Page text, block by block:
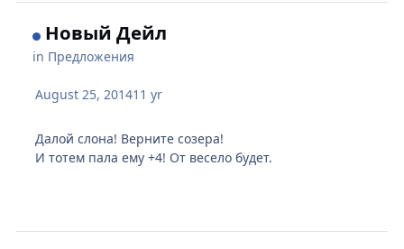
Новый Дейл
in Предложения
August 25, 201411 yr
Далой слона! Верните созера!
И тотем пала ему +4! От весело будет.